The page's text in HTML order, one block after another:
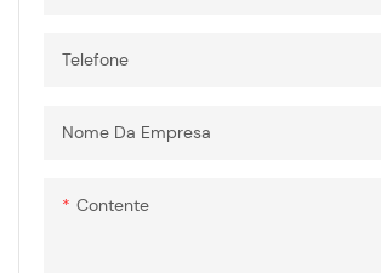
Telefone
Nome Da Empresa
Contente